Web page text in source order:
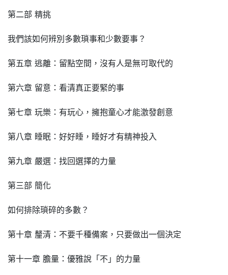
第二部 精挑
我們該如何辨別多數瑣事和少數要事？
第五章 逃離：留點空間，沒有人是無可取代的
第六章 留意：看清真正要緊的事
第七章 玩樂：有玩心，擁抱童心才能激發創意
第八章 睡眠：好好睡，睡好才有精神投入
第九章 嚴選：找回選擇的力量
第三部 簡化
如何排除瑣碎的多數？
第十章 釐清：不要千種備案，只要做出一個決定
第十一章 膽量：優雅說「不」的力量